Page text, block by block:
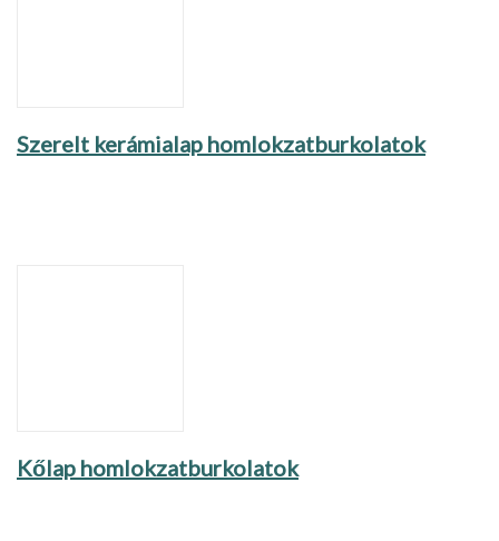
Szerelt kerámialap homlokzatburkolatok
Kőlap homlokzatburkolatok